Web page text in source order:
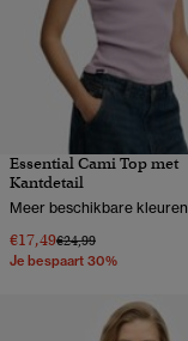
Essential Cami Top met
Kantdetail
Meer beschikbare kleuren
€17,49Prijs verlaagd van
€24,99naar
Je bespaart 30%